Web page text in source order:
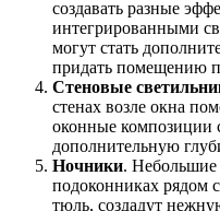
создавать разные
интегрированными
могут стать
придать помещению
Стеновые
стенах возле окна
оконные композиции
дополнительную
Ночники. Небольшие
подоконниках рядом
тюль, создадут